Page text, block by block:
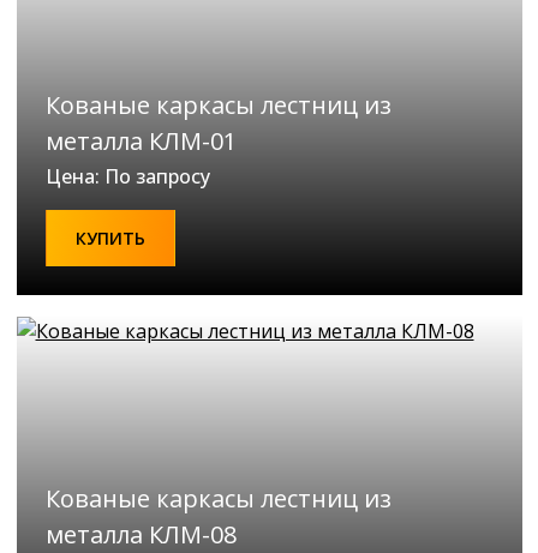
Кованые каркасы лестниц из
металла КЛМ-01
Цена: По запросу
КУПИТЬ
Кованые каркасы лестниц из
металла КЛМ-08